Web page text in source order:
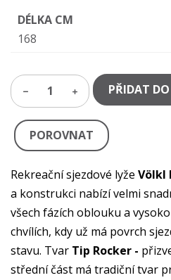
DÉLKA CM
168
1 PŘIDAT
POROVNAT
Rekreační sjezdové lyže Völkl
a konstrukci nabízí velmi
všech fázích oblouku a
chvílích, kdy už má povrch
stavu. Tvar Tip Rocker -
střední část má tradiční tvar